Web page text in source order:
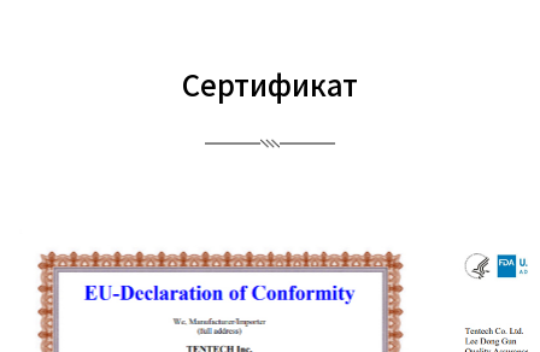
Сертификат